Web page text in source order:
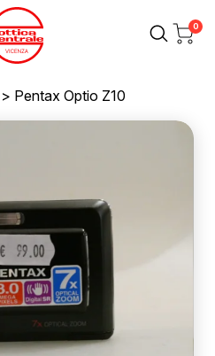
0
> Pentax Optio Z10